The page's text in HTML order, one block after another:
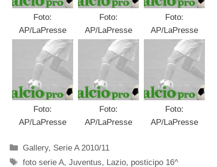
Foto:
AP/LaPresse
Foto:
AP/LaPresse
Foto:
AP/LaPresse
Foto:
AP/LaPresse
Foto:
AP/LaPresse
Foto:
AP/LaPresse
Categorie
Gallery, Serie A 2010/11
Tag
foto serie A,Juventus, Lazio, posticipo 16^